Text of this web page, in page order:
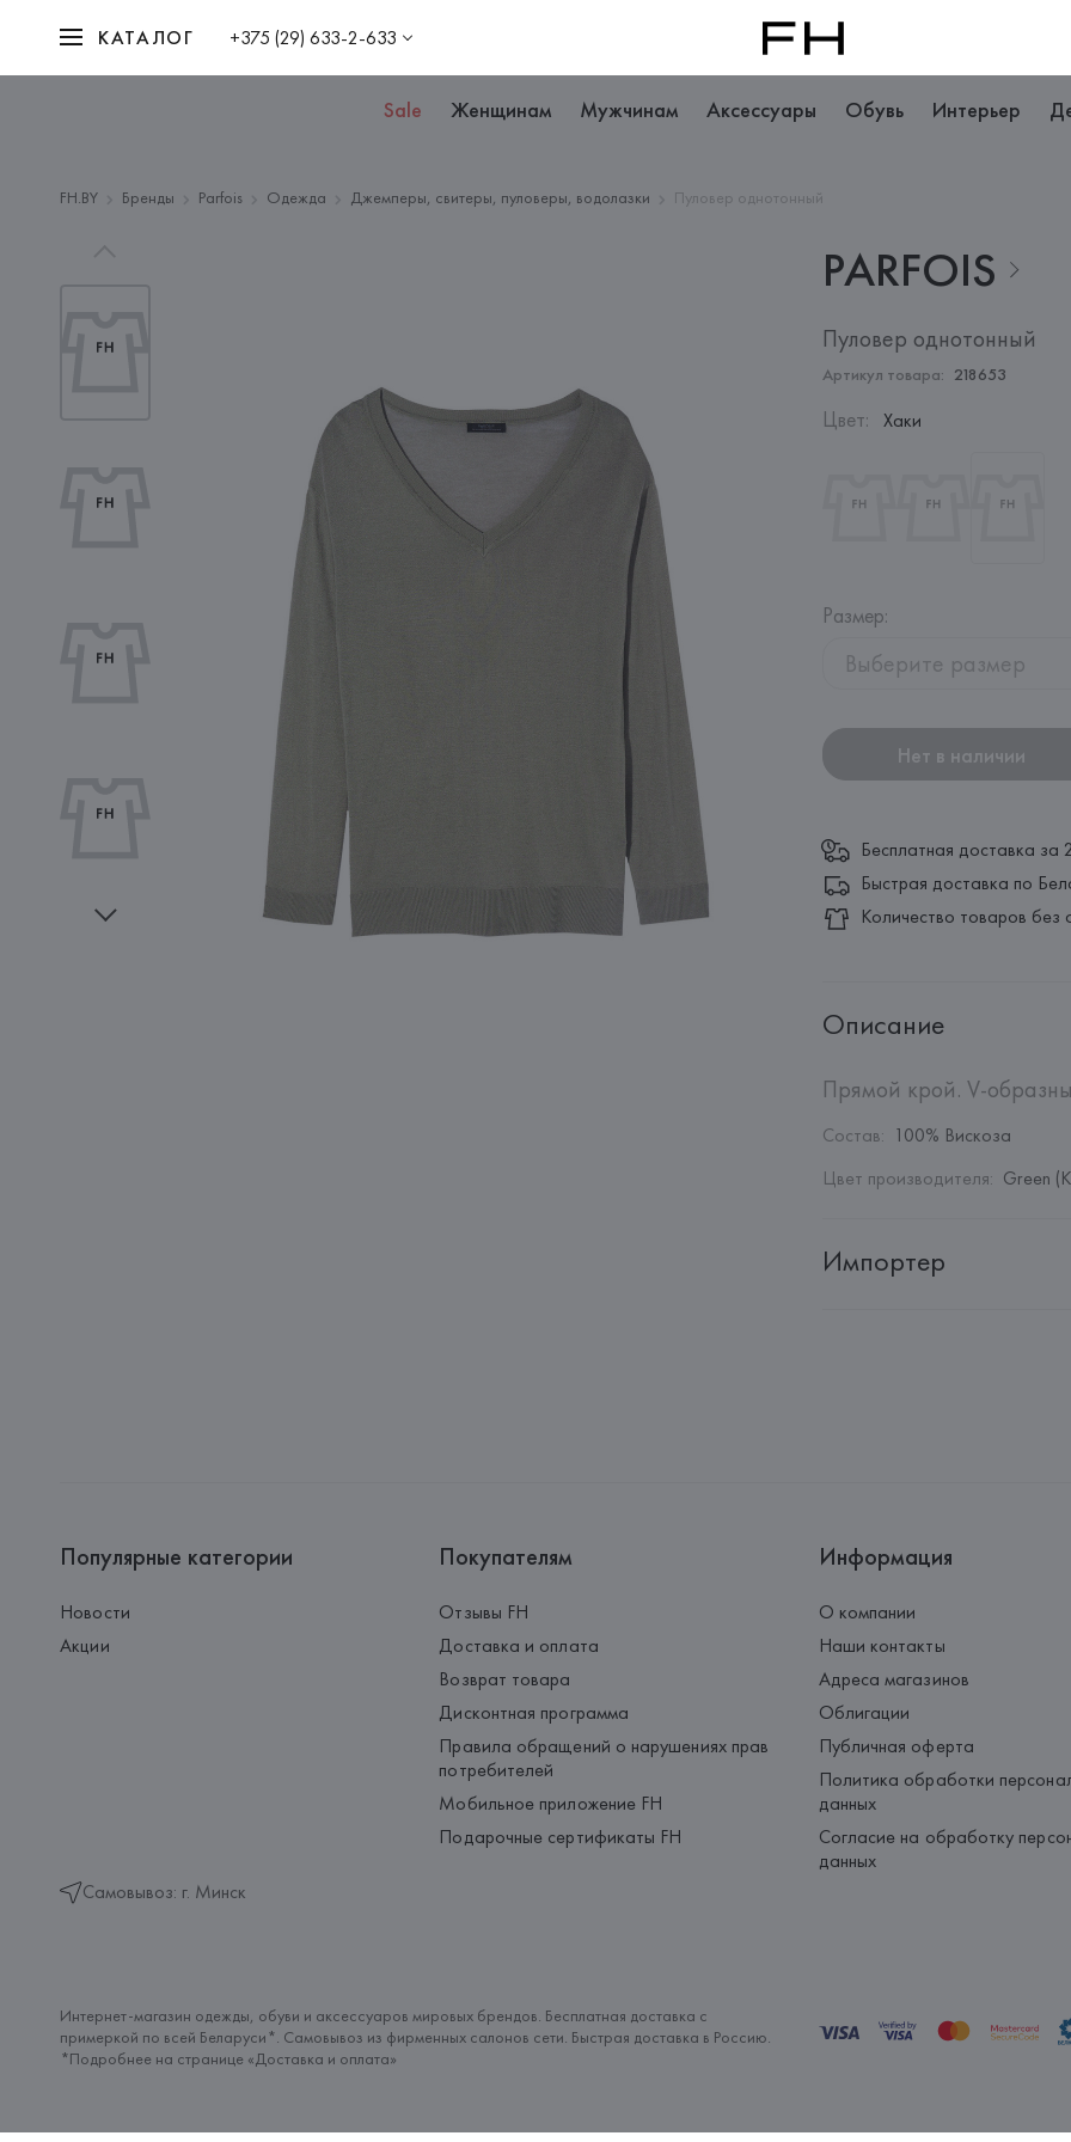
КАТАЛОГ +375 (29) 633-2-633
Sale Женщинам Мужчинам Аксессуары Обувь Интерьер
FH.BY Бренды Parfois Одежда Джемперы, свитеры, пуловеры, водолазки Пуловер однотонный
PARFOIS
Пуловер однотонный
Артикул товара: 218653
Цвет: Хаки
Размер:
Выберите размер
Нет в наличии
Бесплатная доставка за
Быстрая доставка по
Количество товаров без
Описание
Прямой крой. V-
Состав: 100% Вискоза
Цвет производителя: Green
Импортер
Популярные категории
Новости
Акции
Самовывоз: г. Минск
Покупателям
Отзывы FH
Доставка и оплата
Возврат товара
Дисконтная программа
Правила обращений о нарушениях прав
потребителей
Мобильное приложение FH
Подарочные сертификаты FH
Информация
О компании
Наши контакты
Адреса магазинов
Облигации
Публичная оферта
Политика обработки
данных
Согласие на обработку
данных
Интернет-магазин одежды, обуви и аксессуаров мировых брендов. Бесплатная доставка с
примеркой по всей Беларуси*. Самовывоз из фирменных салонов сети. Быстрая доставка в Россию.
*Подробнее на странице «Доставка и оплата»